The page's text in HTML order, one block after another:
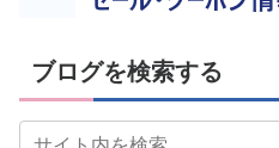
ブログを検索する